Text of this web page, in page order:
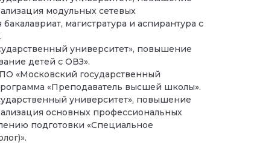
модульных сетевых
магистратура и аспирантура с
университет», повышение
детей с ОВЗ».
«Московский государственный
«Преподаватель высшей школы».
университет», повышение
основных профессиональных
подготовки «Специальное